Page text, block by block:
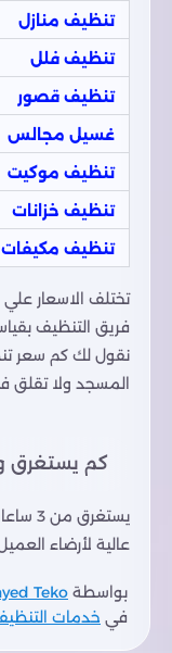
تنظيف منازل
تنظيف فلل
تنظيف قصور
غسيل مجالس
تنظيف موكيت
تنظيف خزانات
تنظيف مكيفات
تختلف الاسعار
فريق التنظيف
نقول لك كم سعر
المسجد ولا تقلق
كم يستغرق
عالية لأرضاء
بواسطة Teko
في خدمات